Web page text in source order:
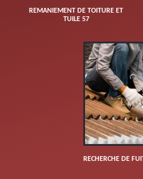
REMANIEMENT DE TOITURE ET
TUILE 57
RECHERCHE DE